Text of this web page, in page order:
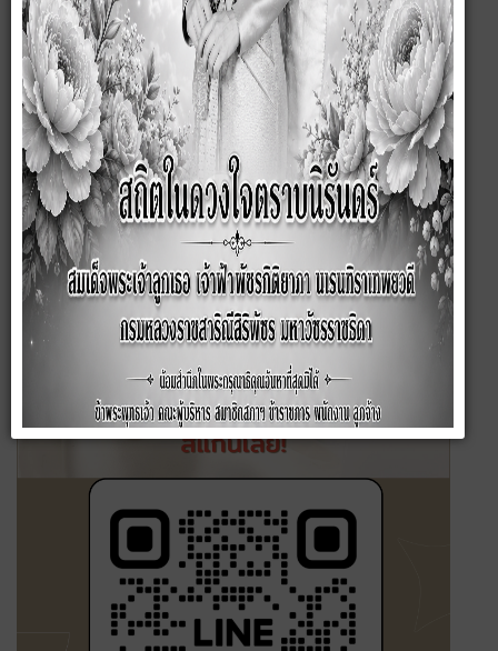
องค์การบริหารส่วนตำบลละเวี้ย
เลขที่ 123 ม.3 ต.ละเวี้ย อ.ประโคนชัย จ.บุรีรัมย์ 31140
โทรศัพท์ 044 666 317 โทรสาร 044 666 318
อีเมลsaraban@lavia.go.th